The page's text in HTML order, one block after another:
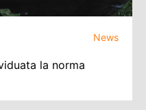
News
la norma